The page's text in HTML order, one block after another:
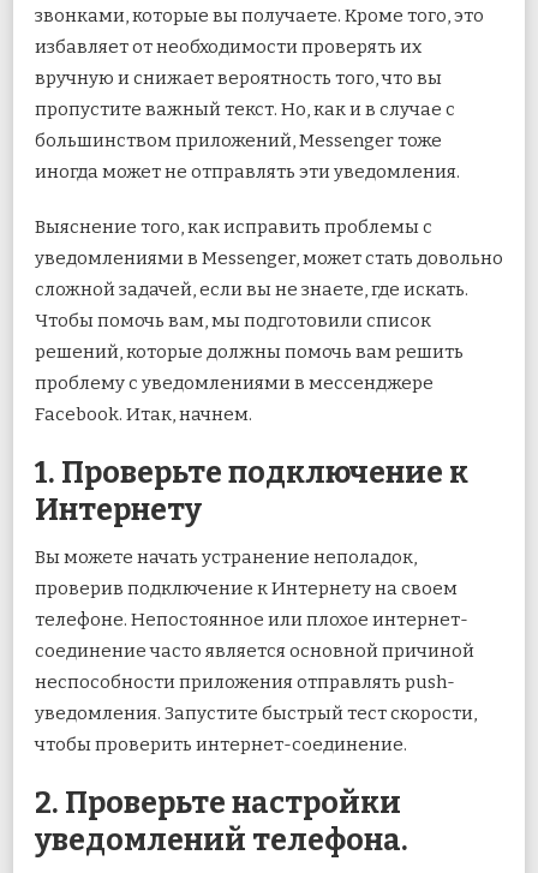
НЕРАБОТАЮЩИЕ
В
FACEBOOK
звонками, которые вы получаете. Кроме того, это
избавляет от необходимости проверять их
вручную и снижает вероятность того, что вы
пропустите важный текст. Но, как и в случае с
большинством приложений, Messenger тоже
иногда может не отправлять эти уведомления.
Выяснение того, как исправить проблемы с
уведомлениями в Messenger, может стать довольно
сложной задачей, если вы не знаете, где искать.
Чтобы помочь вам, мы подготовили список
решений, которые должны помочь вам решить
проблему с уведомлениями в мессенджере
Facebook. Итак, начнем.
1. Проверьте подключение к
Интернету
Вы можете начать устранение неполадок,
проверив подключение к Интернету на своем
телефоне. Непостоянное или плохое интернет-
соединение часто является основной причиной
неспособности приложения отправлять push-
уведомления. Запустите быстрый тест скорости,
чтобы проверить интернет-соединение.
2. Проверьте настройки
уведомлений телефона.